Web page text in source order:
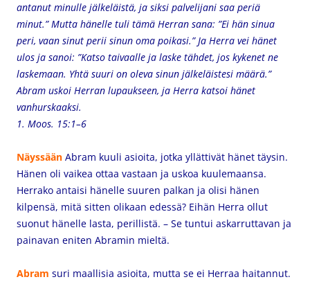
antanut minulle jälkeläistä, ja siksi palvelijani saa periä
minut.” Mutta hänelle tuli tämä Herran sana: ”Ei hän sinua
peri, vaan sinut perii sinun oma poikasi.” Ja Herra vei hänet
ulos ja sanoi: ”Katso taivaalle ja laske tähdet, jos kykenet ne
laskemaan. Yhtä suuri on oleva sinun jälkeläistesi määrä.”
Abram uskoi Herran lupaukseen, ja Herra katsoi hänet
vanhurskaaksi.
1. Moos. 15:1–6
Näyssään Abram kuuli asioita, jotka yllättivät hänet täysin.
Hänen oli vaikea ottaa vastaan ja uskoa kuulemaansa.
Herrako antaisi hänelle suuren palkan ja olisi hänen
kilpensä, mitä sitten olikaan edessä? Eihän Herra ollut
suonut hänelle lasta, perillistä. – Se tuntui askarruttavan ja
painavan eniten Abramin mieltä.
Abram suri maallisia asioita, mutta se ei Herraa haitannut.